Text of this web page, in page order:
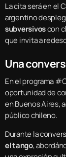
La cita será en el
argentino
subversivoscon
que invita a
Una
En el programa
oportunidad de
en Buenos Aires,
público chileno.
Durante la
el tango,